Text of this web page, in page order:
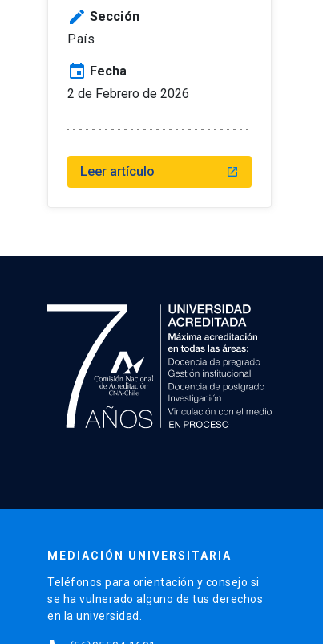
edit Sección
País
event Fecha
2 de Febrero de 2026
Leer artículo launch
MEDIACIÓN UNIVERSITARIA
Teléfonos para orientación y consejo si
se ha vulnerado alguno de tus derechos
en la universidad.